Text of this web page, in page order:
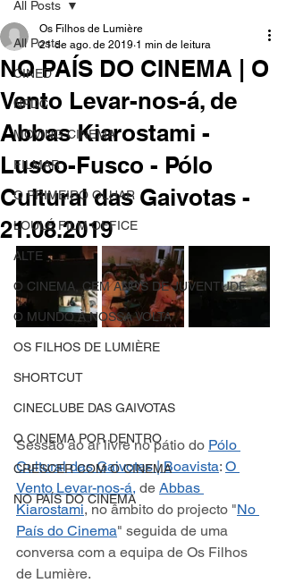
All Posts
CINED
NPDC
MOVING CINEMA
FILMAR
O PRIMEIRO OLHAR
LOULÉ FILM OFFICE
ALTE
O CINEMA, CEM ANOS DE JUVENTUDE
O MUNDO À NOSSA VOLTA
OS FILHOS DE LUMIÈRE
SHORTCUT
CINECLUBE DAS GAIVOTAS
O CINEMA POR DENTRO
CRESCER COM O CINEMA
NO PAÍS DO CINEMA
All Posts
NO PAÍS DO CINEMA | O
Vento Levar-nos-á, de
Abbas Kiarostami -
Lusco-Fusco - Pólo
Cultural das Gaivotas -
21.08.2019
Os Filhos de Lumière
21 de ago. de 2019 1 min de leitura
Sessão ao ar livre no pátio do Pólo
Cultural das Gaivotas | Boavista: O
Vento Levar-nos-á, de Abbas
Kiarostami, no âmbito do projecto "No
País do Cinema" seguida de uma
conversa com a equipa de Os Filhos
de Lumière.